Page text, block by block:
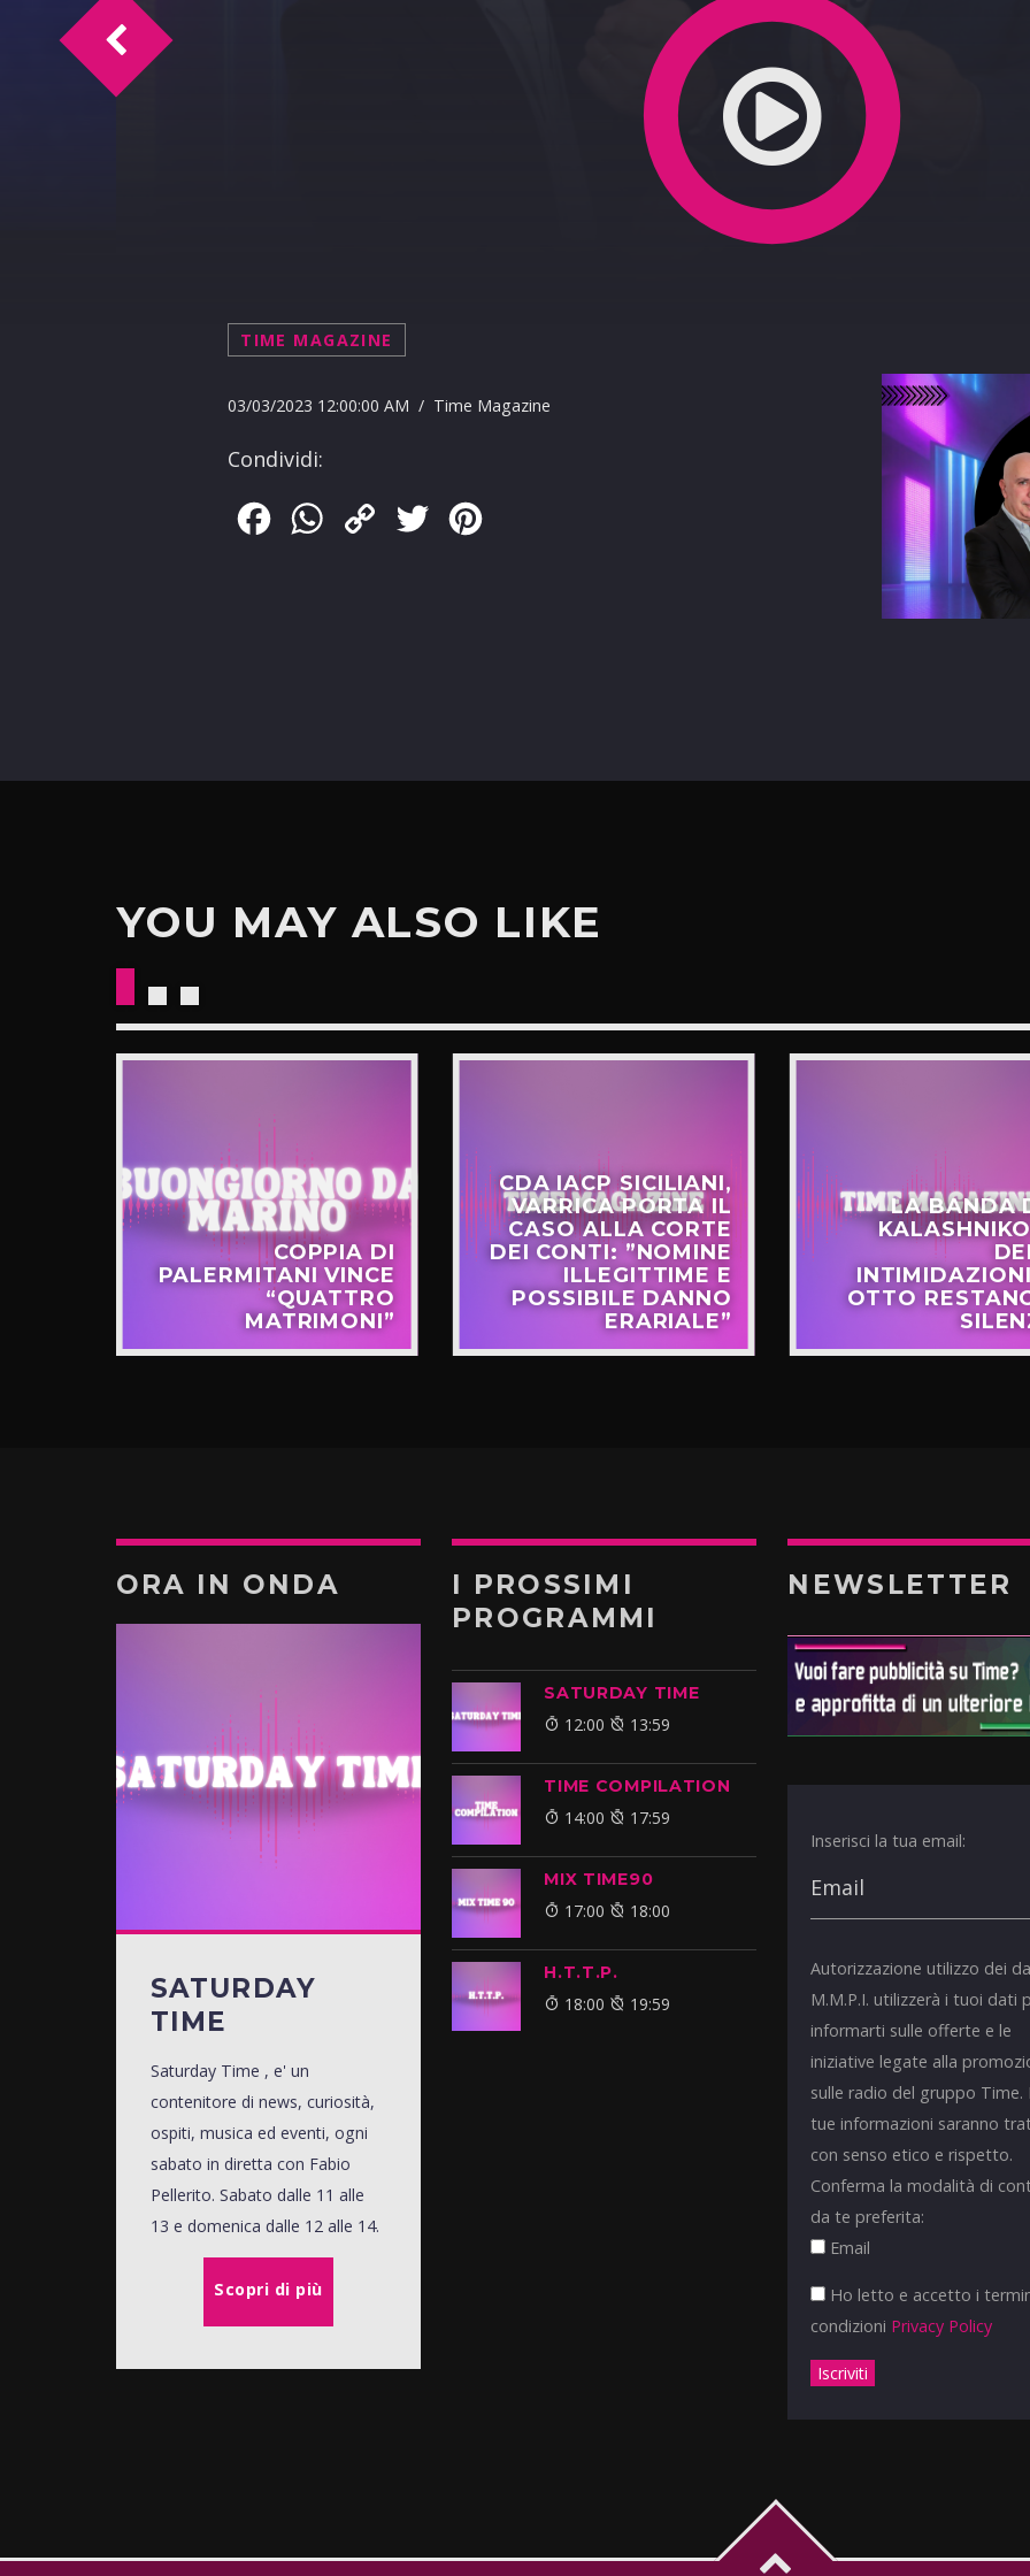
TIME MAGAZINE
03/03/2023 12:00:00 AM / Time Magazine
Condividi:
FacebookWhatsApp
Copy
Twitter
La via della Felicità 03-03-23
YOU MAY ALSO LIKE
COPPIA DI
PALERMITANI VINCE
“QUATTRO
MATRIMONI”
CDA IACP SICILIANI,
VARRICA PORTA IL
CASO ALLA CORTE
DEI CONTI: ”NOMINE
ILLEGITTIME E
POSSIBILE DANNO
ERARIALE”
LA BANDA
OTTO
ORA IN ONDA
SATURDAY
TIME
Saturday Time , e' un
contenitore di news, curiosità,
ospiti, musica ed eventi, ogni
sabato in diretta con Fabio
Pellerito. Sabato dalle 11 alle
13 e domenica dalle 12 alle 14.
Scopri di più
I PROSSIMI
PROGRAMMI
SATURDAY TIME
12:00 13:59
TIME COMPILATION
14:00 17:59
MIX TIME90
17:00 18:00
H.T.T.P.
18:00 19:59
NEWSLETTER
Inserisci la tua email:
Autorizzazione utilizzo dei
M.M.P.I. utilizzerà i tuoi dati
informarti sulle offerte e le
iniziative legate alla
sulle radio del gruppo Time.
tue informazioni saranno
con senso etico e rispetto.
Conferma la modalità di
da te preferita:
Email
Ho letto e accetto i
condizioni Privacy Policy